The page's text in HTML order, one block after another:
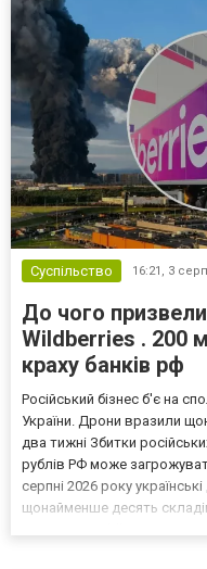
Суспільство 16:21, 3
До чого
Wildberries . 200
краху банків рф
Російський бізнес б'є на
України. Дрони вразили
два тижні Збитки
рублів РФ може
серпні 2026 року
щонайменше десять